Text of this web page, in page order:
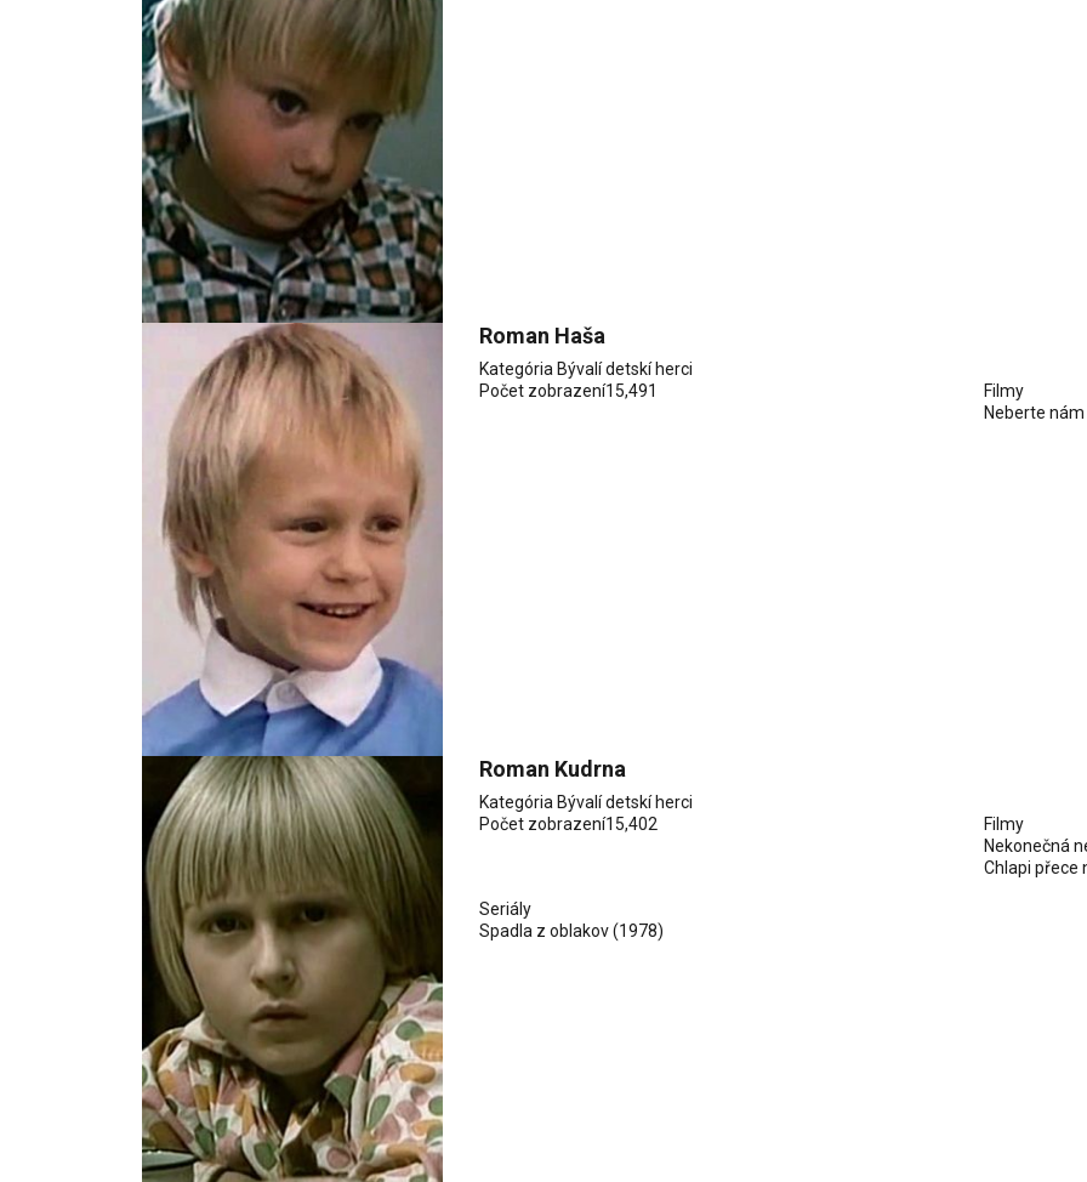
Roman Haša
Kategória Bývalí detskí herci
Počet zobrazení15,491
Filmy
Neberte
Roman Kudrna
Kategória Bývalí detskí herci
Počet zobrazení15,402
Filmy
Nekonečná
Chlapi přece
Seriály
Spadla z oblakov(1978)